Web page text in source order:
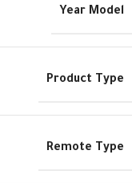
Year Model
Product Type
Remote Type